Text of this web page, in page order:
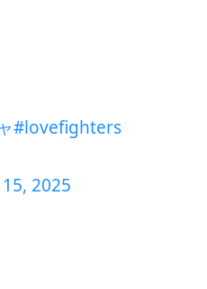
#lovefighters
2025